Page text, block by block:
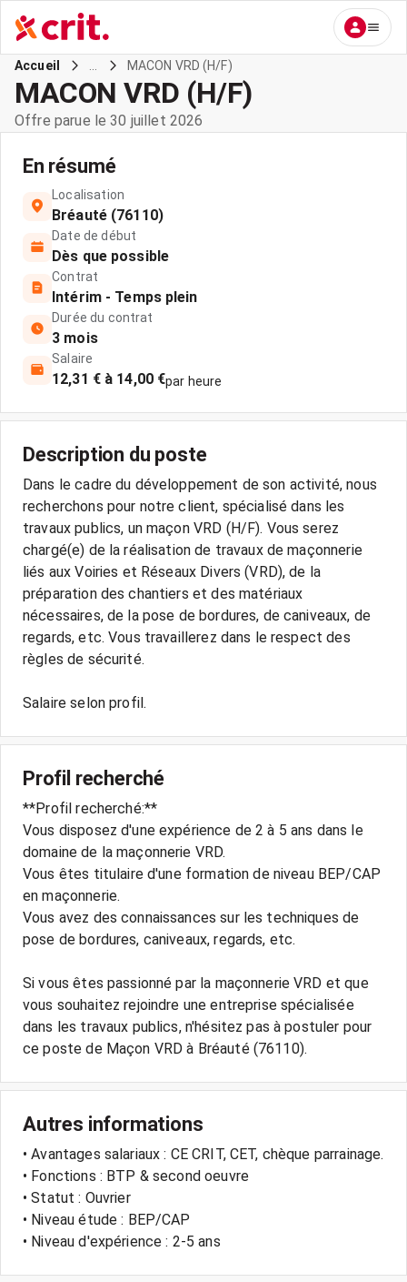
Accueil MACON VRD (H/F)
MACON VRD (H/F)
Offre parue le 30 juillet 2026
En résumé
Localisation
Bréauté (76110)
Date de début
Dès que possible
Contrat
Intérim - Temps plein
Durée du contrat
3 mois
Salaire
12,31 € à 14,00 €par heure
Description du poste
Dans le cadre du développement de son activité, nous
recherchons pour notre client, spécialisé dans les
travaux publics, un maçon VRD (H/F). Vous serez
chargé(e) de la réalisation de travaux de maçonnerie
liés aux Voiries et Réseaux Divers (VRD), de la
préparation des chantiers et des matériaux
nécessaires, de la pose de bordures, de caniveaux, de
regards, etc. Vous travaillerez dans le respect des
règles de sécurité.
Salaire selon profil.
Profil recherché
**Profil recherché:**
Vous disposez d'une expérience de 2 à 5 ans dans le
domaine de la maçonnerie VRD.
Vous êtes titulaire d'une formation de niveau BEP/CAP
en maçonnerie.
Vous avez des connaissances sur les techniques de
pose de bordures, caniveaux, regards, etc.
Si vous êtes passionné par la maçonnerie VRD et que
vous souhaitez rejoindre une entreprise spécialisée
dans les travaux publics, n'hésitez pas à postuler pour
Autres informations
• Avantages salariaux : CE CRIT, CET, chèque parrainage.
• Fonctions : BTP & second oeuvre
• Statut : Ouvrier
• Niveau étude : BEP/CAP
• Niveau d'expérience : 2-5 ans